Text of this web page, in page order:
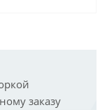
заказу